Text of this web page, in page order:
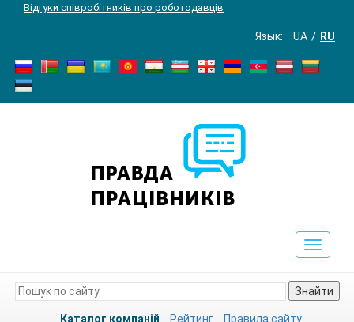
Відгуки співробітників про роботодавців
Язык: UA RU
Toggle
Знайти
Каталог компаній Рейтинг Правила сайту